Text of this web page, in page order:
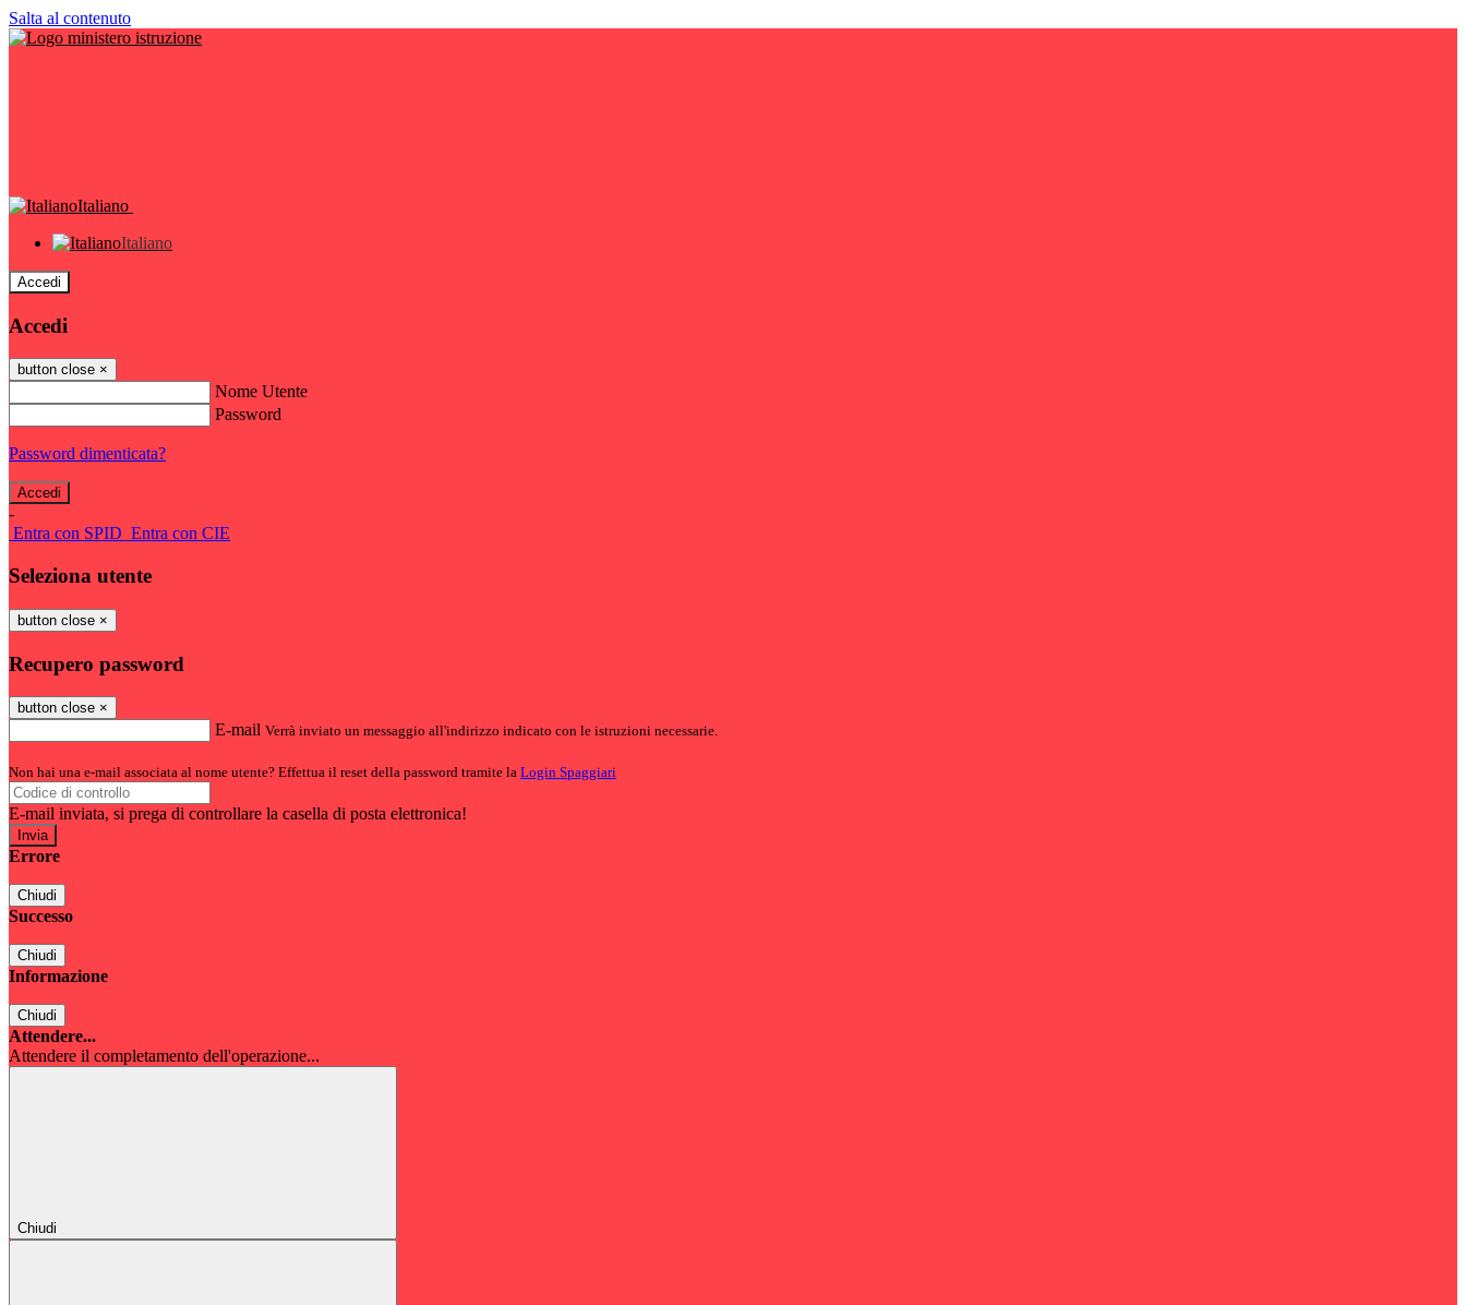
Salta al contenuto
Italiano
Italiano
Accedi
Accedi
button close ×
Nome Utente
Password
Password dimenticata?
-
Entra con SPID Entra con CIE
Seleziona utente
button close ×
Recupero password
button close ×
E-mail Verrà inviato un messaggio all'indirizzo indicato con le istruzioni necessarie.
Non hai una e-mail associata al nome utente? Effettua il reset della password tramite la Login Spaggiari
E-mail inviata, si prega di controllare la casella di posta elettronica!
Errore
Chiudi
Successo
Chiudi
Informazione
Chiudi
Attendere...
Attendere il completamento dell'operazione...
Chiudi